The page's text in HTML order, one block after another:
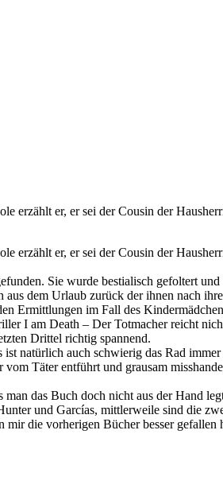
er, er sei der Cousin der
er, er sei der Cousin der
Sie wurde bestialisch gefoltert
dem Urlaub zurück der ihnen nach
Ermittlungen im Fall des
I am Death – Der Totmacher reicht
Drittel richtig spannend.
natürlich auch schwierig das Rad
Täter entführt und grausam
das Buch doch nicht aus der Hand
und Garcías, mittlerweile sind die
die vorherigen Bücher besser gefallen